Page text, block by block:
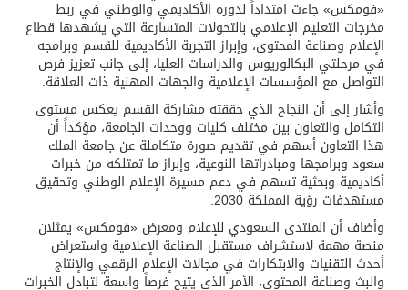
«فومكس» جاءت امتداداً لدوره الأكاديمي والوطني في ربط
مخرجات التعليم الإعلامي بالتحولات المتسارعة التي يشهدها قطاع
الإعلام وصناعة المحتوى، وإبراز التجربة الأكاديمية للقسم وبرامجه
في مرحلتي البكالوريوس والدراسات العليا، إلى جانب تعزيز فرص
التواصل مع المؤسسات الإعلامية والجهات المهنية ذات العلاقة.
وأشار إلى أن النجاح الذي حققته مشاركة القسم يعكس مستوى
التكامل والتعاون بين مختلف كليات ووحدات الجامعة، مؤكداً أن
هذا التعاون أسهم في تقديم صورة متكاملة عن جامعة الملك
سعود وبرامجها ومبادراتها النوعية، وإبراز ما تمتلكه من خبرات
أكاديمية وبحثية تسهم في دعم مسيرة الإعلام الوطني وتحقيق
مستهدفات رؤية المملكة 2030.
وأضاف أن المنتدى السعودي للإعلام ومعرض «فومكس» يمثلان
منصة مهمة لاستشراف مستقبل الصناعة الإعلامية واستعراض
أحدث التقنيات والابتكارات في مجالات الإعلام الرقمي والإنتاج
والبث وصناعة المحتوى، الأمر الذي يتيح فرصاً واسعة لتبادل الخبرات